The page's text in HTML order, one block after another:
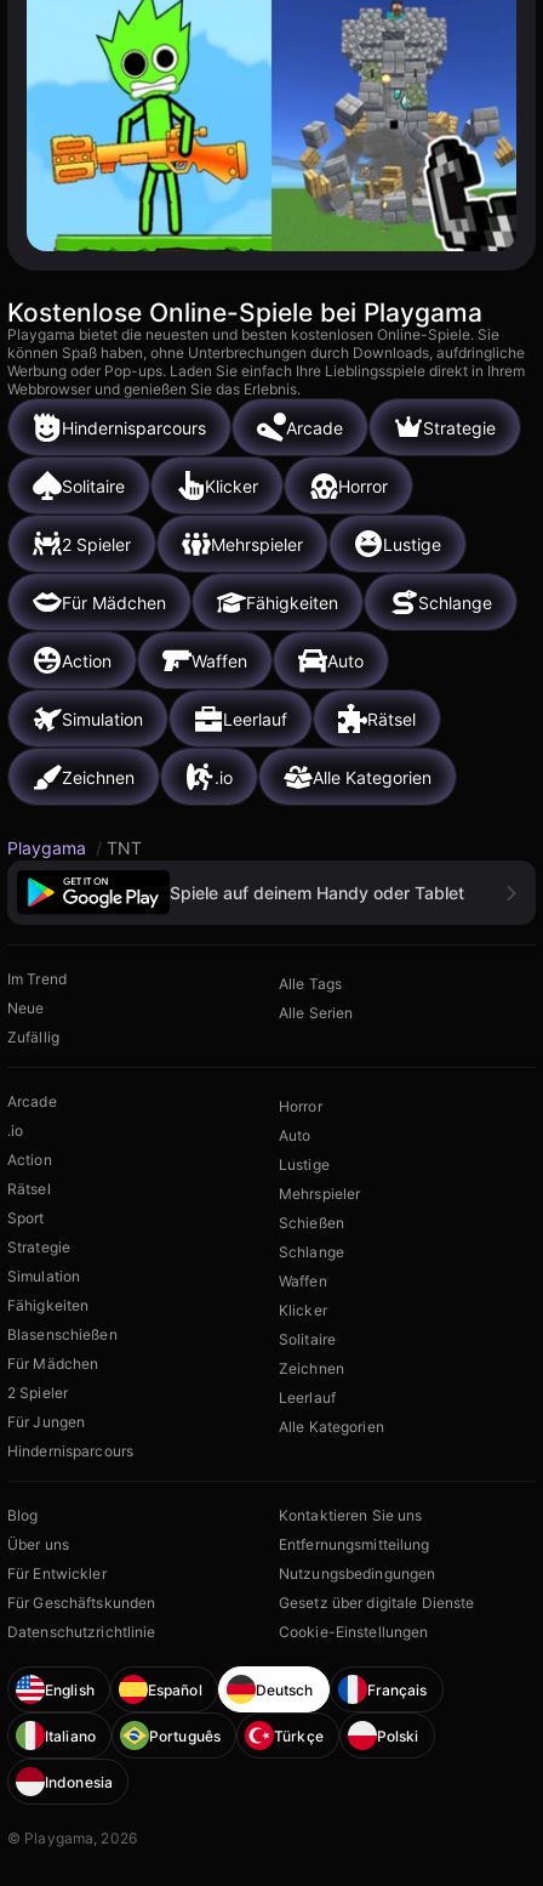
Kostenlose Online-Spiele bei Playgama
Playgama bietet die neuesten und besten kostenlosen Online-Spiele. Sie
können Spaß haben, ohne Unterbrechungen durch Downloads, aufdringliche
Werbung oder Pop-ups. Laden Sie einfach Ihre Lieblingsspiele direkt in Ihrem
Webbrowser und genießen Sie das Erlebnis.
Hindernisparcours Arcade Strategie
Solitaire Klicker Horror
2 Spieler Mehrspieler Lustige
Für Mädchen Fähigkeiten Schlange
Action Waffen Auto
Simulation Leerlauf Rätsel
Zeichnen .io Alle Kategorien
Playgama / TNT
Spiele auf deinem Handy oder Tablet
Im Trend
Neue
Zufällig
Alle Tags
Alle Serien
Arcade
.io
Action
Rätsel
Sport
Strategie
Simulation
Fähigkeiten
Blasenschießen
Für Mädchen
2 Spieler
Für Jungen
Hindernisparcours
Horror
Auto
Lustige
Mehrspieler
Schießen
Schlange
Waffen
Klicker
Solitaire
Zeichnen
Leerlauf
Alle Kategorien
Blog
Über uns
Für Entwickler
Für Geschäftskunden
Datenschutzrichtlinie
Kontaktieren Sie uns
Entfernungsmitteilung
Nutzungsbedingungen
Gesetz über digitale Dienste
Cookie-Einstellungen
English Español Deutsch Français
Italiano Português Türkçe Polski
Indonesia
© Playgama, 2026